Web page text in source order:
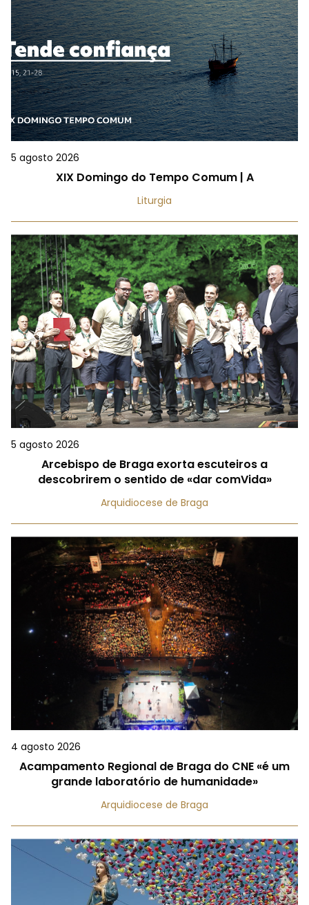
5 agosto 2026
XIX Domingo do Tempo Comum | A
Liturgia
5 agosto 2026
Arcebispo de Braga exorta escuteiros a
descobrirem o sentido de «dar comVida»
Arquidiocese de Braga
4 agosto 2026
Acampamento Regional de Braga do CNE «é um
grande laboratório de humanidade»
Arquidiocese de Braga